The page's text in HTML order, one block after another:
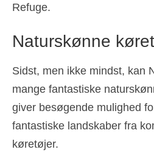
Refuge.
Naturskønne
Sidst, men ikke mindst, kan
mange fantastiske
giver besøgende mulighed
fantastiske landskaber fra
køretøjer.